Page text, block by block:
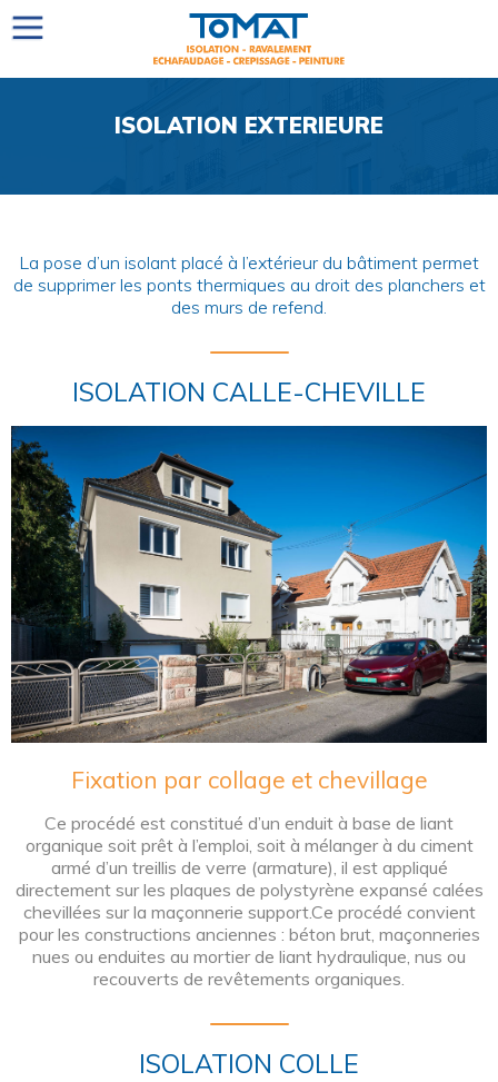
ISOLATION EXTERIEURE
La pose d’un isolant placé à l’extérieur du bâtiment permet
de supprimer les ponts thermiques au droit des planchers et
des murs de refend.
ISOLATION CALLE-CHEVILLE
Fixation par collage et chevillage
Ce procédé est constitué d’un enduit à base de liant
organique soit prêt à l’emploi, soit à mélanger à du ciment
armé d’un treillis de verre (armature), il est appliqué
directement sur les plaques de polystyrène expansé calées
chevillées sur la maçonnerie support.Ce procédé convient
pour les constructions anciennes : béton brut, maçonneries
nues ou enduites au mortier de liant hydraulique, nus ou
recouverts de revêtements organiques.
ISOLATION COLLE